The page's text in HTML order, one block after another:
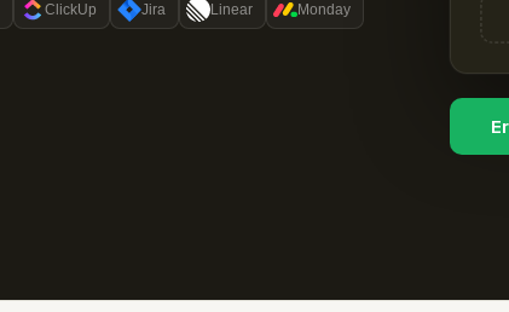
ClickUp Jira Linear Monday